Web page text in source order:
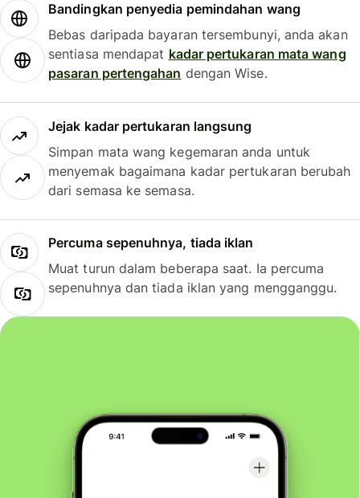
Bandingkan penyedia pemindahan wang
Bebas daripada bayaran tersembunyi, anda akan
sentiasa mendapat kadar pertukaran mata wang
pasaran pertengahan dengan Wise.
Jejak kadar pertukaran langsung
Simpan mata wang kegemaran anda untuk
menyemak bagaimana kadar pertukaran berubah
dari semasa ke semasa.
Percuma sepenuhnya, tiada iklan
Muat turun dalam beberapa saat. Ia percuma
sepenuhnya dan tiada iklan yang mengganggu.